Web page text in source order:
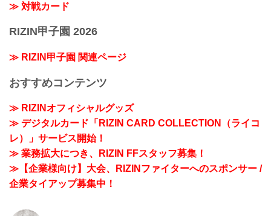
≫ 対戦カード
RIZIN甲子園 2026
≫ RIZIN甲子園 関連ページ
おすすめコンテンツ
≫ RIZINオフィシャルグッズ
≫ デジタルカード「RIZIN CARD COLLECTION（ライコ
レ）」サービス開始！
≫ 業務拡大につき、RIZIN FFスタッフ募集！
≫【企業様向け】大会、RIZINファイターへのスポンサー /
企業タイアップ募集中！